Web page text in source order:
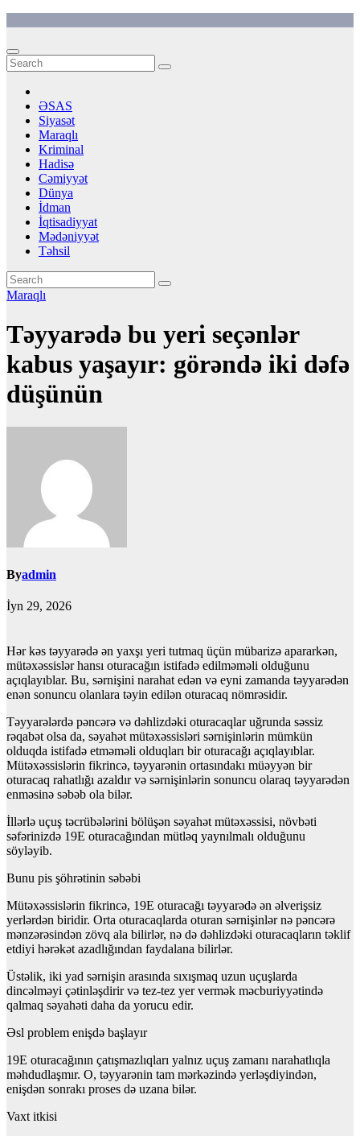
content
ƏSAS
Siyasət
Maraqlı
Kriminal
Hadisə
Cəmiyyət
Dünya
İdman
İqtisadiyyat
Mədəniyyət
Təhsil
Maraqlı
Təyyarədə bu yeri seçənlər
kabus yaşayır: görəndə iki dəfə
düşünün
Byadmin
İyn 29, 2026
Hər kəs təyyarədə ən yaxşı yeri tutmaq üçün mübarizə apararkən,
mütəxəssislər hansı oturacağın istifadə edilməməli olduğunu
açıqlayıblar. Bu, sərnişini narahat edən və eyni zamanda təyyarədən
enən sonuncu olanlara təyin edilən oturacaq nömrəsidir.
Təyyarələrdə pəncərə və dəhlizdəki oturacaqlar uğrunda səssiz
rəqabət olsa da, səyahət mütəxəssisləri sərnişinlərin mümkün
olduqda istifadə etməməli olduqları bir oturacağı açıqlayıblar.
Mütəxəssislərin fikrincə, təyyarənin ortasındakı müəyyən bir
oturacaq rahatlığı azaldır və sərnişinlərin sonuncu olaraq təyyarədən
enməsinə səbəb ola bilər.
İllərlə uçuş təcrübələrini bölüşən səyahət mütəxəssisi, növbəti
səfərinizdə 19E oturacağından mütləq yaynılmalı olduğunu
söyləyib.
Bunu pis şöhrətinin səbəbi
Mütəxəssislərin fikrincə, 19E oturacağı təyyarədə ən əlverişsiz
yerlərdən biridir. Orta oturacaqlarda oturan sərnişinlər nə pəncərə
mənzərəsindən zövq ala bilirlər, nə də dəhlizdəki oturacaqların təklif
etdiyi hərəkət azadlığından faydalana bilirlər.
Üstəlik, iki yad sərnişin arasında sıxışmaq uzun uçuşlarda
dincəlməyi çətinləşdirir və tez-tez yer vermək məcburiyyətində
qalmaq səyahəti daha da yorucu edir.
Əsl problem enişdə başlayır
19E oturacağının çatışmazlıqları yalnız uçuş zamanı narahatlıqla
məhdudlaşmır. O, təyyarənin tam mərkəzində yerləşdiyindən,
enişdən sonrakı proses də uzana bilər.
Vaxt itkisi